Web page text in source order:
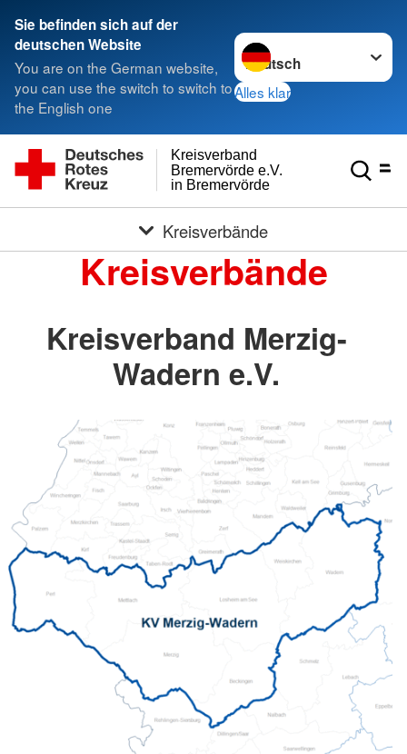
Sie befinden sich auf der
deutschen Website
You are on the German website,
you can use the switch to switch to
the English one
Sprache wechseln zu
Alles klar
in Bremervörde
Bremervörde e.V.
Kreisverband
Kreisverbände
Kreisverbände
Kreisverband Merzig-
Wadern e.V.